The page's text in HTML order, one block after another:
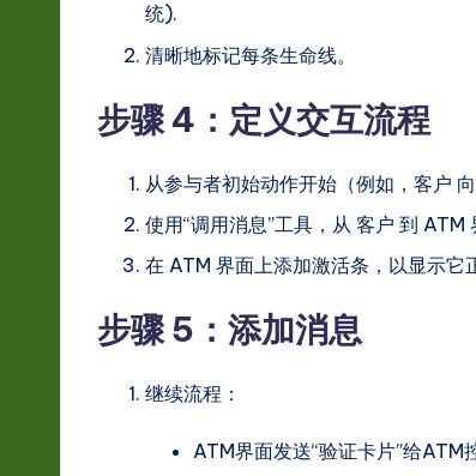
统).
清晰地标记每条生命线。
步骤 4：定义交互流程
从参与者初始动作开始（例如， 客户 向
使用“调用消息”工具，从 客户 到 ATM
在 ATM 界面上添加激活条，以显示它
步骤 5：添加消息
继续流程：
ATM界面发送“验证卡片”给ATM